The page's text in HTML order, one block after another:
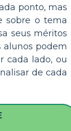
ponto, mas
sobre o tema
seus méritos
alunos podem
cada lado, ou
de cada